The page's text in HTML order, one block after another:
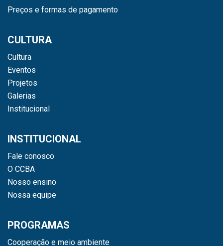
Preços e formas de pagamento
CULTURA
Cultura
Eventos
Projetos
Galerias
Institucional
INSTITUCIONAL
Fale conosco
O CCBA
Nosso ensino
Nossa equipe
PROGRAMAS
Cooperação e meio ambiente